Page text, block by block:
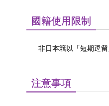
國籍使用限制
非日本籍以「短期逗
注意事項